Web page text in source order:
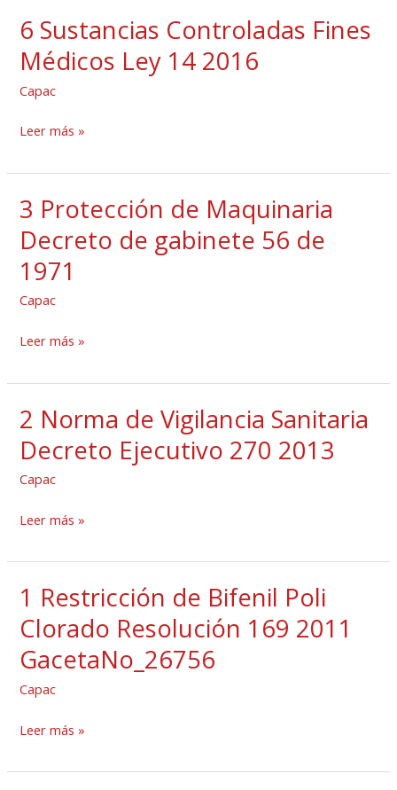
6 Sustancias Controladas Fines
Médicos Ley 14 2016
Capac
6
Sustancias
Controladas
Fines
14
Leer más »
3 Protección de Maquinaria
Decreto de gabinete 56 de
1971
Capac
3
Protección
de
Maquinaria
Decreto
gabinete
1971
Leer más »
2 Norma de Vigilancia Sanitaria
Decreto Ejecutivo 270 2013
Capac
2
Norma
de
Vigilancia
Ejecutivo
2013
Leer más »
1 Restricción de Bifenil Poli
Clorado Resolución 169 2011
GacetaNo_26756
Capac
1
Restricción
de
Bifenil
Poli
Resolución
Leer más »